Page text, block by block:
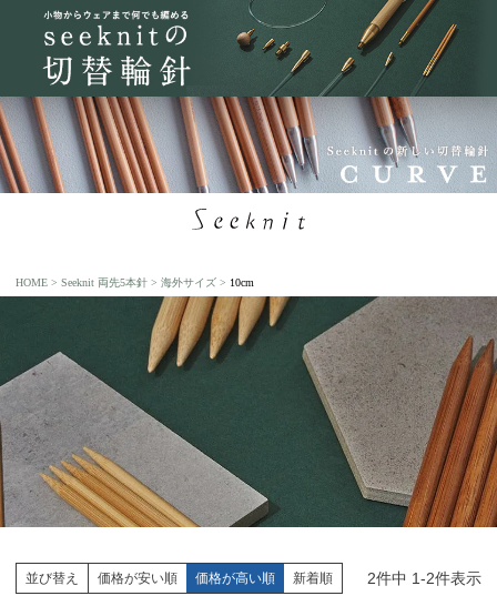
HOME Seeknit 両先5本針 海外サイズ 10cm
並び替え 価格が安い順 価格が高い順 新着順 2件中 1-2件表示